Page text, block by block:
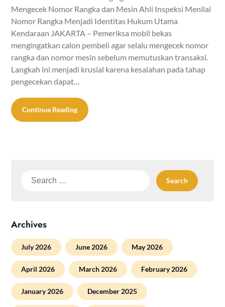
Mengecek Nomor Rangka dan Mesin Ahli Inspeksi Menilai
Nomor Rangka Menjadi Identitas Hukum Utama
Kendaraan JAKARTA – Pemeriksa mobil bekas
mengingatkan calon pembeli agar selalu mengecek nomor
rangka dan nomor mesin sebelum memutuskan transaksi.
Langkah ini menjadi krusial karena kesalahan pada tahap
pengecekan dapat…
Continue Reading
Search
Archives
July 2026 June 2026 May 2026
April 2026 March 2026 February 2026
January 2026 December 2025